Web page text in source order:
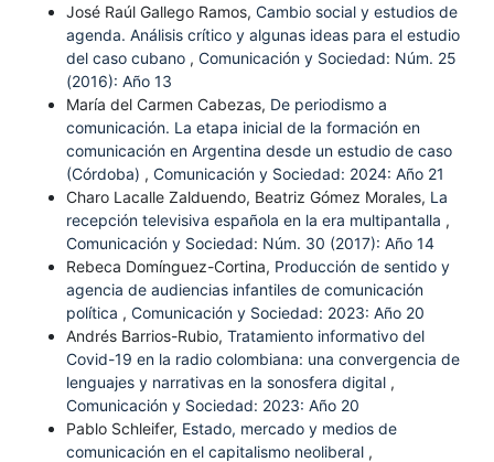
José Raúl Gallego Ramos, Cambio social y estudios de
agenda. Análisis crítico y algunas ideas para el estudio
del caso cubano , Comunicación y Sociedad: Núm. 25
(2016): Año 13
María del Carmen Cabezas, De periodismo a
comunicación. La etapa inicial de la formación en
comunicación en Argentina desde un estudio de caso
(Córdoba) , Comunicación y Sociedad: 2024: Año 21
Charo Lacalle Zalduendo, Beatriz Gómez Morales, La
recepción televisiva española en la era multipantalla ,
Comunicación y Sociedad: Núm. 30 (2017): Año 14
Rebeca Domínguez-Cortina, Producción de sentido y
agencia de audiencias infantiles de comunicación
política , Comunicación y Sociedad: 2023: Año 20
Andrés Barrios-Rubio, Tratamiento informativo del
Covid-19 en la radio colombiana: una convergencia de
lenguajes y narrativas en la sonosfera digital ,
Comunicación y Sociedad: 2023: Año 20
Pablo Schleifer, Estado, mercado y medios de
comunicación en el capitalismo neoliberal ,